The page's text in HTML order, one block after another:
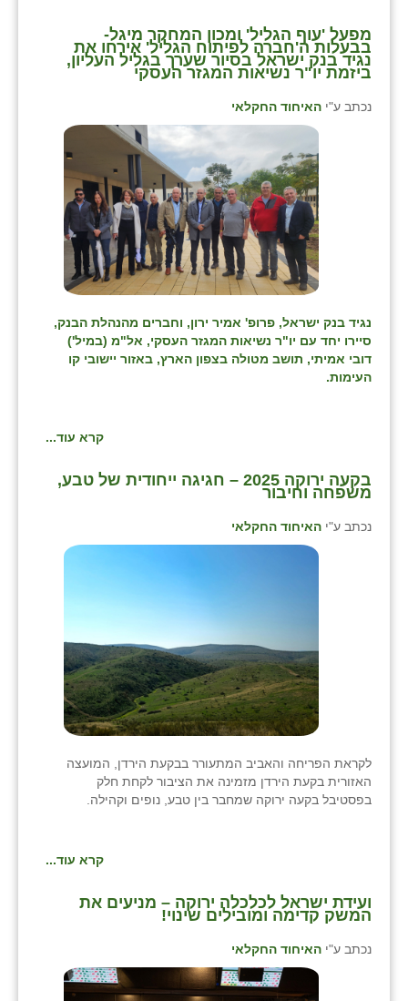
מפעל 'עוף הגליל' ומכון המחקר מיגל-
בבעלות ה'חברה לפיתוח הגליל' אירחו את
נגיד בנק ישראל בסיור שערך בגליל העליון,
ביזמת יו"ר נשיאות המגזר העסקי
נכתב ע"י האיחוד החקלאי
נגיד בנק ישראל, פרופ' אמיר ירון, וחברים מהנהלת הבנק,
סיירו יחד עם יו"ר נשיאות המגזר העסקי, אל"מ (במיל')
דובי אמיתי, תושב מטולה בצפון הארץ, באזור יישובי קו
העימות.
קרא עוד...
בקעה ירוקה 2025 – חגיגה ייחודית של טבע,
משפחה וחיבור
נכתב ע"י האיחוד החקלאי
לקראת הפריחה והאביב המתעורר בבקעת הירדן, המועצה
האזורית בקעת הירדן מזמינה את הציבור לקחת חלק
בפסטיבל בקעה ירוקה שמחבר בין טבע, נופים וקהילה.
קרא עוד...
ועידת ישראל לכלכלה ירוקה – מניעים את
המשק קדימה ומובילים שינוי!
נכתב ע"י האיחוד החקלאי